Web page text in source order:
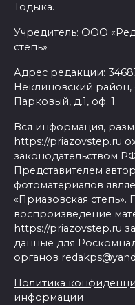
Тодыка.
Учредитель: ООО
степь»
Адрес редакции:
Неклиновский район,
Парковый, д.1, оф. 1.
Вся информация,
https://priazovstep.ru
законодательством
Представителем
фотоматериалов
«Приазовская
воспроизведение
https://priazovstep.ru
данные для
органов
Политика
информации